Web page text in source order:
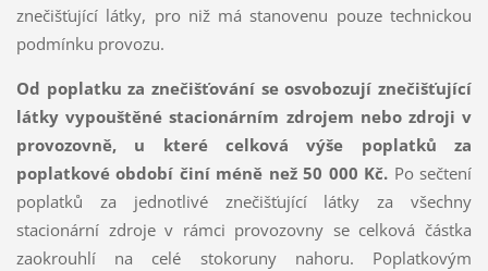
znečišťující látky, pro niž má stanovenu pouze technickou
podmínku provozu.
Od poplatku za znečišťování se osvobozují znečišťující
látky vypouštěné stacionárním zdrojem nebo zdroji v
provozovně, u které celková výše poplatků za
poplatkové období činí méně než 50 000 Kč. Po sečtení
poplatků za jednotlivé znečišťující látky za všechny
stacionární zdroje v rámci provozovny se celková částka
zaokrouhlí na celé stokoruny nahoru. Poplatkovým